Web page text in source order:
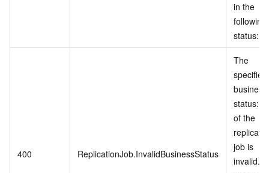
in the
following
status:
400 ReplicationJob.InvalidBusinessStatus
The
specified
business
status:
of the
job is
invalid.